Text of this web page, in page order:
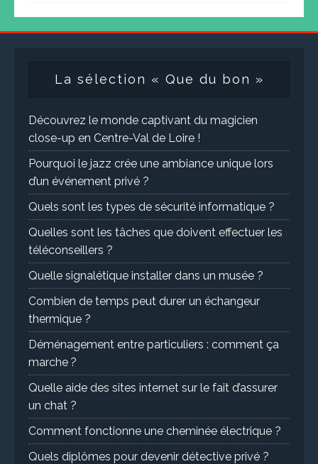
La sélection « Que du bon »
Découvrez le monde captivant du magicien
close-up en Centre-Val de Loire !
Pourquoi le jazz crée une ambiance unique lors
d’un événement privé ?
Quels sont les types de sécurité informatique ?
Quelles sont les tâches que doivent effectuer les
téléconseillers ?
Quelle signalétique installer dans un musée ?
Combien de temps peut durer un échangeur
thermique ?
Déménagement entre particuliers : comment ça
marche ?
Quelle aide des sites internet sur le fait d’assurer
un chat ?
Comment fonctionne une cheminée électrique ?
Quels diplômes pour devenir détective privé ?